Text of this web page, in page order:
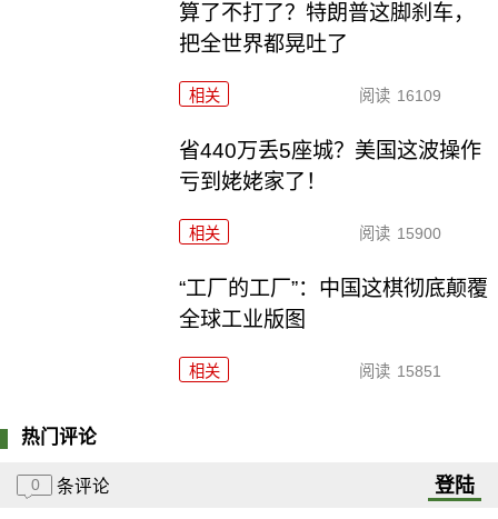
算了不打了？特朗普这脚刹车，
把全世界都晃吐了
相关 阅读 16109
省440万丢5座城？美国这波操作
亏到姥姥家了！
相关 阅读 15900
“工厂的工厂”：中国这棋彻底颠覆
全球工业版图
相关 阅读 15851
热门评论
0 条评论 登陆